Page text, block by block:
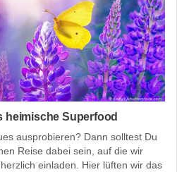
heimische Superfood
ausprobieren? Dann solltest Du
Reise dabei sein, auf die wir
einladen. Hier lüften wir das